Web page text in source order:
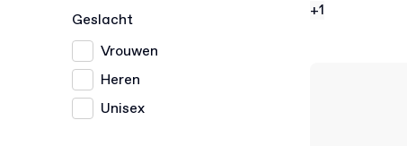
Geslacht
Vrouwen
Heren
Unisex
+1